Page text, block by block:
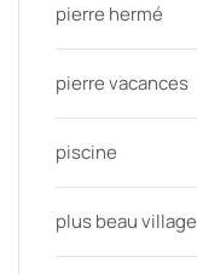
pierre hermé
pierre vacances
piscine
plus beau village